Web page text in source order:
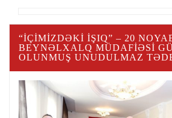
“İÇIMIZDƏKI İŞIQ” – 20
BEYNƏLXALQ MÜDAFIƏSI
OLUNMUŞ UNUDULMAZ